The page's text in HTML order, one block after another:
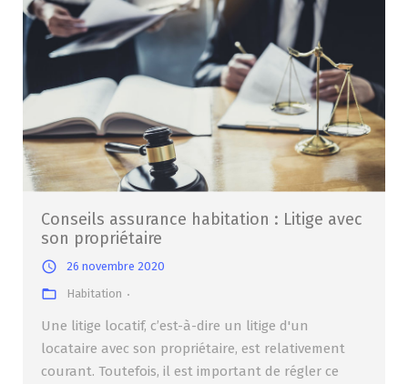
Conseils assurance habitation : Litige avec
son propriétaire
26 novembre 2020
Habitation
Une litige locatif, c’est-à-dire un litige d'un
locataire avec son propriétaire, est relativement
courant. Toutefois, il est important de régler ce